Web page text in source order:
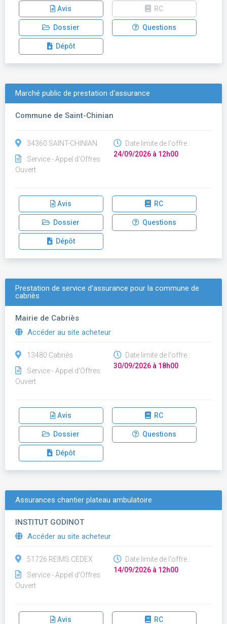
Avis RC
Dossier Questions
Dépôt
Marché public de prestation d'assurance
Commune de Saint-Chinian
34360 SAINT-CHINIAN
Service - Appel d'Offres
Ouvert
Date limite de l'offre :
24/09/2026 à 12h00
Avis RC
Dossier Questions
Dépôt
Prestation de service d'assurance pour la commune de
cabriès
Mairie de Cabriès
Accéder au site acheteur
13480 Cabriès
Service - Appel d'Offres
Ouvert
Date limite de l'offre :
30/09/2026 à 18h00
Avis RC
Dossier Questions
Dépôt
Assurances chantier plateau ambulatoire
INSTITUT GODINOT
Accéder au site acheteur
51726 REIMS CEDEX
Service - Appel d'Offres
Ouvert
Date limite de l'offre :
14/09/2026 à 12h00
Avis RC